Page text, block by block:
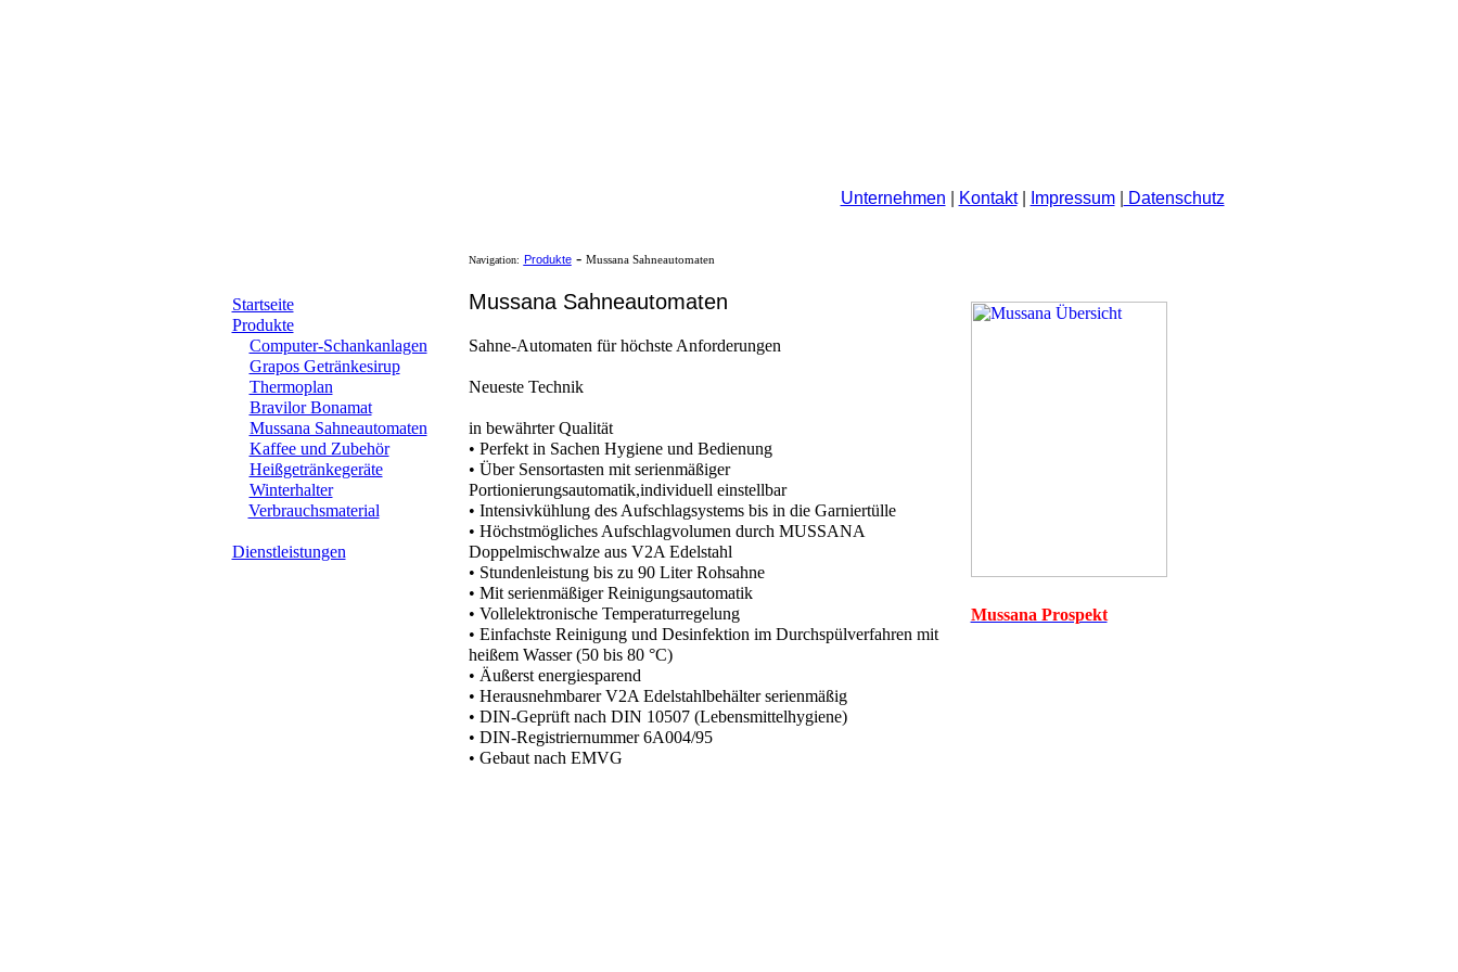
Startseite
Produkte
Computer-Schankanlagen
Grapos Getränkesirup
Thermoplan
Bravilor Bonamat
Mussana Sahneautomaten
Kaffee und Zubehör
Heißgetränkegeräte
Winterhalter
Verbrauchsmaterial
Dienstleistungen
Unternehmen Kontakt| Impressum| Datenschutz
Navigation: Produkte- Mussana Sahneautomaten
Mussana Sahneautomaten
Sahne-Automaten für höchste Anforderungen
Neueste Technik
in bewährter Qualität
• Perfekt in Sachen Hygiene und Bedienung
• Über Sensortasten mit serienmäßiger
Portionierungsautomatik,individuell einstellbar
• Intensivkühlung des Aufschlagsystems bis in die Garniertülle
• Höchstmögliches Aufschlagvolumen durch MUSSANA
Doppelmischwalze aus V2A Edelstahl
• Stundenleistung bis zu 90 Liter Rohsahne
• Mit serienmäßiger Reinigungsautomatik
• Vollelektronische Temperaturregelung
• Einfachste Reinigung und Desinfektion im Durchspülverfahren mit
heißem Wasser (50 bis 80 °C)
• Äußerst energiesparend
• Herausnehmbarer V2A Edelstahlbehälter serienmäßig
• DIN-Geprüft nach DIN 10507 (Lebensmittelhygiene)
• DIN-Registriernummer 6A004/95
• Gebaut nach EMVG
Mussana Prospekt